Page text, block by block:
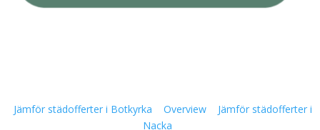
Jämför städofferter i Botkyrka Overview
Jämför städofferter i
Nacka